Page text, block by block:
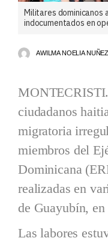
Militares dominicanos
indocumentados en
AWILMA NOELIA
ciudadanos
migratoria
miembros del
Dominicana
realizadas en
de Guayubín,
Las labores